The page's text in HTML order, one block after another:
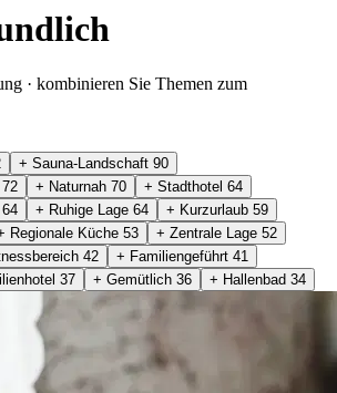
· kombinieren Sie Themen zum
+ Sauna-Landschaft 90
72 + Naturnah 70 + Stadthotel 64
64 + Ruhige Lage 64 + Kurzurlaub 59
Regionale Küche 53 + Zentrale Lage 52
42 + Familiengeführt 41
37 + Gemütlich 36 + Hallenbad 34